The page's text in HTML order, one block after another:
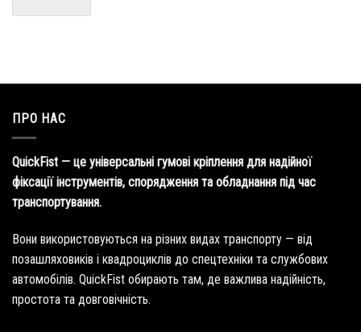
ПРО НАС
QuickFist — це універсальні гумові кріплення для надійної
фіксації інструментів, спорядження та обладнання під час
транспортування.
Вони використовуються на різних видах транспорту — від
позашляховиків і квадроциклів до спецтехніки та службових
автомобілів. QuickFist обирають там, де важлива надійність,
простота та довговічність.